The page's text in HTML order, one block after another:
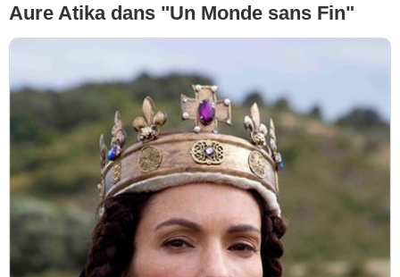
Aure Atika dans "Un Monde sans Fin"